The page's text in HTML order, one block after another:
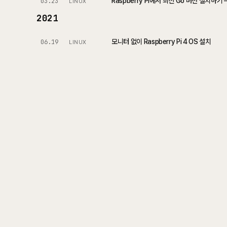
2021
06.19 LINUX 모니터 없이 Raspberry Pi 4 OS 설치